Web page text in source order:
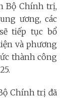
Bộ Chính trị,
ương, các
tiếp tục bổ
và phương
thành công
Chính trị đã